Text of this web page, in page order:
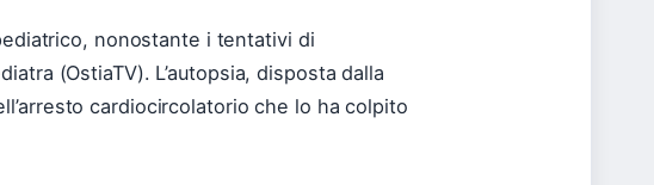
nonostante i tentativi di
(OstiaTV). L’autopsia, disposta dalla
cardiocircolatorio che lo ha colpito